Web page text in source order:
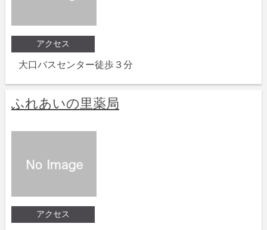
アクセス
大口バスセンター徒歩３分
ふれあいの里薬局
アクセス